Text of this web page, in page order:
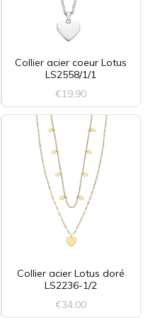
Collier acier coeur Lotus
LS2558/1/1
€19,90
Collier acier Lotus doré
LS2236-1/2
€34,00